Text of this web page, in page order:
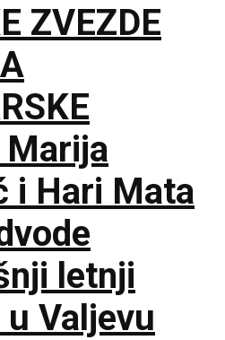
ZVEZDE
Marija
i Hari Mata
letnji
Valjevu